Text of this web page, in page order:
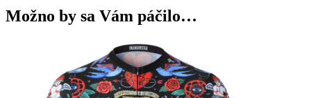
Možno by sa Vám páčilo…